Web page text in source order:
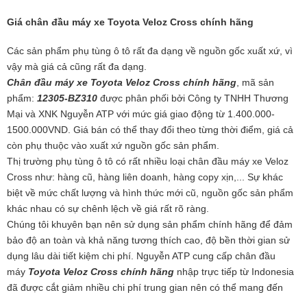
Giá chân đầu máy xe Toyota Veloz Cross chính hãng
Các sản phẩm phụ tùng ô tô rất đa dạng về nguồn gốc xuất xứ, vì
vậy mà giá cả cũng rất đa dạng.
Chân đầu máy xe Toyota Veloz Cross chính hãng , mã sản
phẩm: 12305-BZ310 được phân phối bởi Công ty TNHH Thương
Mại và XNK Nguyễn ATP với mức giá giao động từ 1.400.000-
1500.000VND. Giá bán có thể thay đổi theo từng thời điểm, giá cả
còn phụ thuộc vào xuất xứ nguồn gốc sản phẩm.
Thị trường phụ tùng ô tô có rất nhiều loại chân đầu máy xe Veloz
Cross như: hàng cũ, hàng liên doanh, hàng copy xịn,... Sự khác
biệt về mức chất lượng và hình thức mới cũ, nguồn gốc sản phẩm
khác nhau có sự chênh lệch về giá rất rõ ràng.
Chúng tôi khuyên bạn nên sử dụng sản phẩm chính hãng để đảm
bảo độ an toàn và khả năng tương thích cao, độ bền thời gian sử
dụng lâu dài tiết kiệm chi phí. Nguyễn ATP cung cấp chân đầu
máy Toyota Veloz Cross chính hãng nhập trực tiếp từ Indonesia
đã được cắt giảm nhiều chi phí trung gian nên có thể mang đến